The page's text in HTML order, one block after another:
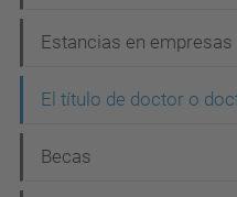
i
ó
Estancias en empresas
El título de doctor o
Becas